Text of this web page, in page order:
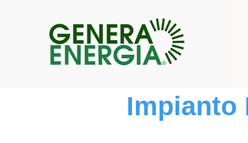
Impianto